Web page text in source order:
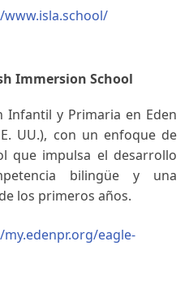
Immersion School
Infantil y Primaria en Eden
UU.), con un enfoque de
que impulsa el desarrollo
bilingüe y una
los primeros años.
eagle-